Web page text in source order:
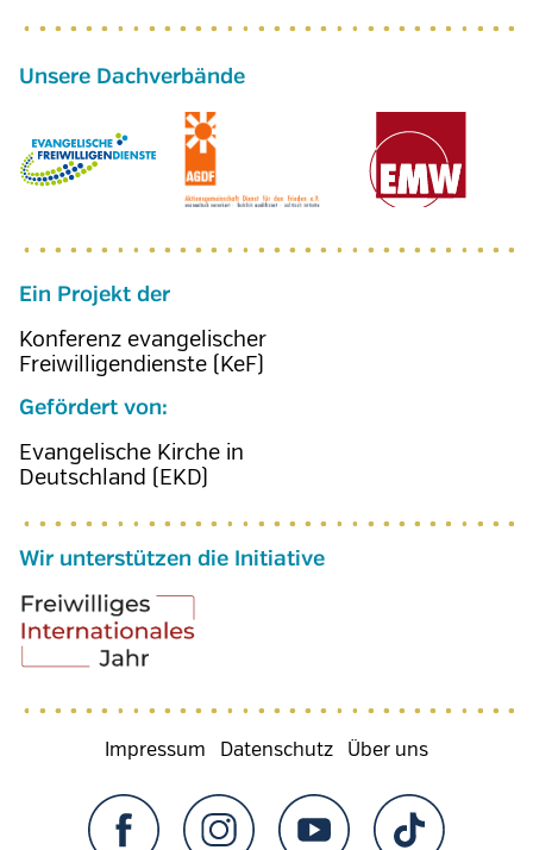
Ein Projekt der
Konferenz evangelischer
Freiwilligendienste (KeF)
Gefördert von:
Evangelische Kirche in
Deutschland (EKD)
Wir unterstützen die Initiative
Fußzeilenmenü
Impressum Datenschutz Über uns